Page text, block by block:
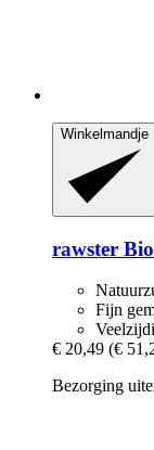
Winkelmandje
rawster
Fijn
€ 20,49 (€
Bezorging